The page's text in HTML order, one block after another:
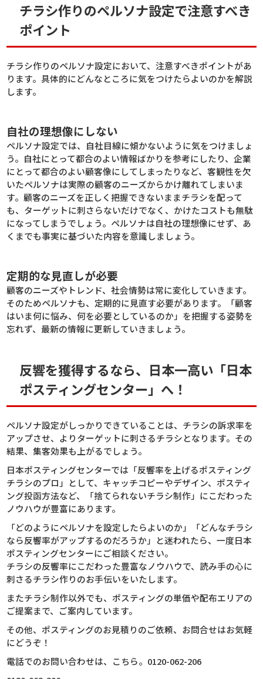
チラシ作りのペルソナ設定で注意すべき
ポイント
チラシ作りのペルソナ設定において、注意すべきポイントがあ
ります。具体的にどんなところに気をつけたらよいのかを解説
します。
自社の理想像にしない
ペルソナ設定では、自社目線に傾かないように気をつけましょ
う。自社にとって都合のよい情報ばかりを参考にしたり、企業
にとって都合のよい顧客像にしてしまったりなど、客観性を欠
いたペルソナは実際の顧客のニーズからかけ離れてしまいま
す。顧客のニーズを正しく把握できないままチラシを配って
も、ターゲットに刺さらないだけでなく、かけたコストも無駄
になってしまうでしょう。ペルソナは自社の理想像にせず、あ
くまでも事実に基づいた内容を意識しましょう。
定期的な見直しが必要
顧客のニーズやトレンド、社会情勢は常に変化していきます。
そのためペルソナも、定期的に見直す必要があります。「顧客
はいま何に悩み、何を必要としているのか」を把握する姿勢を
忘れず、最新の情報に更新していきましょう。
反響を獲得するなら、日本一高い「日本
ポスティングセンター」へ！
ペルソナ設定がしっかりできていることは、チラシの訴求率を
アップさせ、よりターゲットに刺さるチラシとなります。その
結果、集客効果も上がるでしょう。
日本ポスティングセンターでは「反響率を上げるポスティング
チラシのプロ」として、キャッチコピーやデザイン、ポスティ
ング投函方法など、「捨てられないチラシ制作」にこだわった
ノウハウが豊富にあります。
「どのようにペルソナを設定したらよいのか」「どんなチラシ
なら反響率がアップするのだろうか」と迷われたら、一度日本
ポスティングセンターにご相談ください。
チラシの反響率にこだわった豊富なノウハウで、読み手の心に
刺さるチラシ作りのお手伝いをいたします。
またチラシ制作以外でも、ポスティングの単価や配布エリアの
ご提案まで、ご案内しています。
その他、ポスティングのお見積りのご依頼、お問合せはお気軽
にどうぞ！
電話でのお問い合わせは、こちら。 0120-062-206